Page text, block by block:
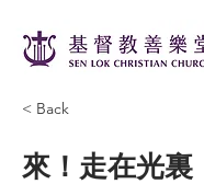
< Back
來！走在光裏